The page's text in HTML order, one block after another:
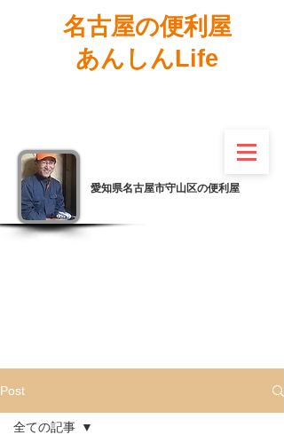
名古屋の便利屋
あんしんLife
愛知県名古屋市守山区の便利屋
Post
全ての記事